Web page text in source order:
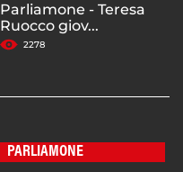
Parliamone - Teresa
Ruocco giov...
2278
PARLIAMONE